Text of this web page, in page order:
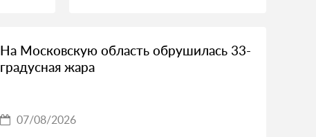
На Московскую область обрушилась 33-
градусная жара
07/08/2026